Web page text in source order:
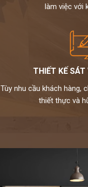
làm việc với
THIẾT KẾ SÁT
Tùy nhu cầu khách hàng,
thiết thực và